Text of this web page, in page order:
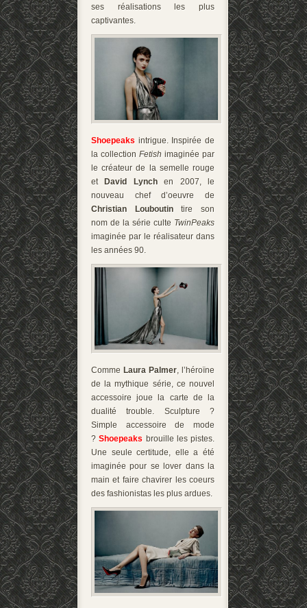
ses réalisations les plus
captivantes.
Shoepeaks intrigue. Inspirée de
la collection Fetish imaginée par
le créateur de la semelle rouge
etDavid Lynchen 2007, le
nouveau chef d’oeuvre de
Christian Louboutintire son
nom de la série culte TwinPeaks
imaginée par le réalisateur dans
les années 90.
Comme Laura Palmer, l’héroïne
de la mythique série, ce nouvel
accessoire joue la carte de la
dualité trouble. Sculpture ?
Simple accessoire de mode
?Shoepeaks brouille les pistes.
Une seule certitude, elle a été
imaginée pour se lover dans la
main et faire chavirer les coeurs
des fashionistas les plus ardues.